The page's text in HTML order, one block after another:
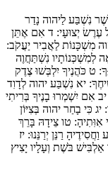
נִשְׁבַּע לַיהוה נָדַר
יְצוּעָי: ד אִם אֶתֵּן
מִשְׁכָּנוֹת לַאֲבִיר יַעֲקֹב:
לְמִשְׁכְּנוֹתָיו נִשְׁתַּחֲוֶה
ט כֹּהֲנֶיךָ יִלְבְּשׁוּ צֶדֶק
יא נִשְׁבַּע יהוה לְדָוִד
יב אִם יִשְׁמְרוּ בָנֶיךָ בְּרִיתִי
יג כִּי בָחַר יהוה בְּצִיּוֹן
אִוִּתִיהָ: טו צֵידָהּ בָּרֵךְ
רַנֵּן יְרַנֵּנוּ: יז
אַלְבִּישׁ בֹּשֶׁת וְעָלָיו יָצִיץ